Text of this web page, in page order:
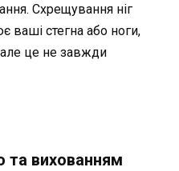
Схрещування ніг
ваші стегна або ноги,
але це не завжди
та вихованням